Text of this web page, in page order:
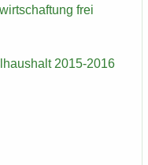
frei
2015-2016